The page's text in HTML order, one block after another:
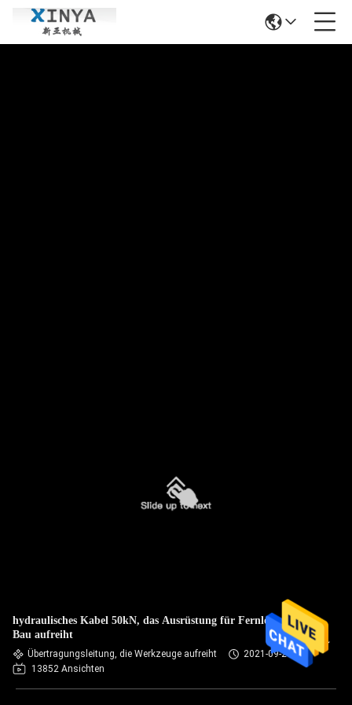
hydraulisches Kabel 50kN, das Ausrüstung für Fernleitungs-
Bau aufreiht
Übertragungsleitung, die Werkzeuge aufreiht
2021-09-24
13852 Ansichten